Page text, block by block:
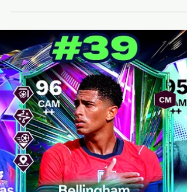
SONT ARRIVÉS SUR FC 26 ! Les
chasseurs de gloire en
approche !
Je vous rappelle que les articles sont
et le resteront pour FC 26 ! Pensez à mettre
un petit Like sur l'article ou un commentaire,
on prend souvent le temps sur Internet de
râler mais rarement de dire que c'est bien,
donc n'hésitez pas ❤️❤️ Les 2 liens juste en
dessous vous permettront d'aider le site et
de vous rendre directement sur Instant
Gaming ( pour acheter vos jeux , cartes
PSN/Xbox moins cher) et Maxesport ( pour
acheter votre matériel informatique, code